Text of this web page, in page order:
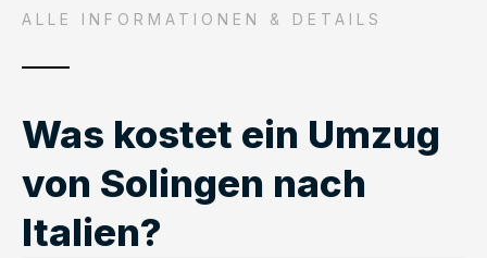
ALLE INFORMATIONEN & DETAILS
Was kostet ein Umzug
von Solingen nach
Italien?